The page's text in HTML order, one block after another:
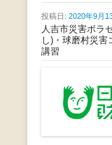
投稿日: 2020年9月
人吉市災害ボラ
し)・球磨村災
講習